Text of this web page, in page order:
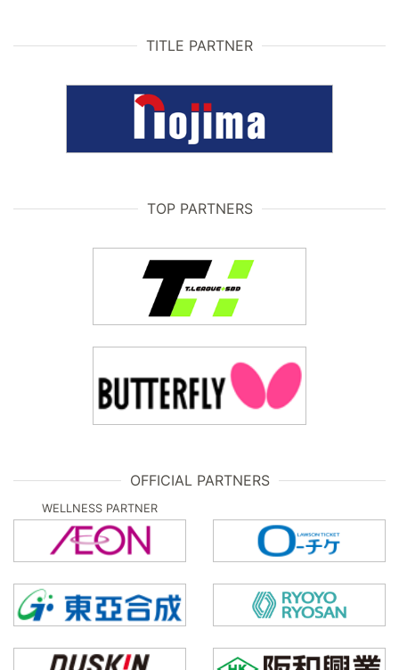
TITLE PARTNER
TOP PARTNERS
OFFICIAL PARTNERS
WELLNESS PARTNER